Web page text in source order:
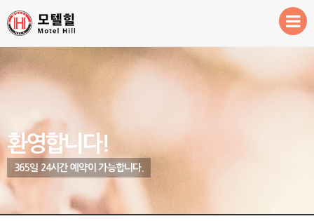
환영합니다!
주변관광지
환영합니다!
365일 24시간 예약이 가능합니다.